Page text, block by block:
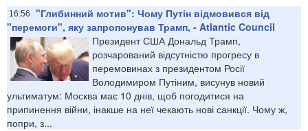
16:56
"Глибинний мотив": Чому Путін відмовився від
"перемоги", яку запропонував Трамп, - Atlantic Council
Президент США Дональд Трамп,
розчарований відсутністю прогресу в
перемовинах з президентом Росії
Володимиром Путіним, висунув новий
ультиматум: Москва має 10 днів, щоб погодитися на
припинення війни, інакше на неї чекають нові санкції. Чому ж,
попри, з...